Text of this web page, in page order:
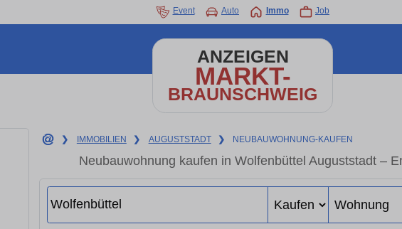
Event Auto Immo Job
ANZEIGEN
MARKT-
BRAUNSCHWEIG
❯ IMMOBILIEN ❯ AUGUSTSTADT ❯ NEUBAUWOHNUNG-KAUFEN
Neubauwohnung kaufen in Wolfenbüttel Auguststadt –